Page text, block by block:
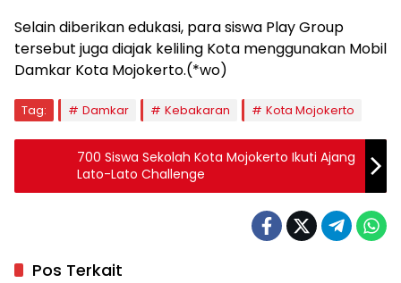
Selain diberikan edukasi, para siswa Play Group
tersebut juga diajak keliling Kota menggunakan Mobil
Damkar Kota Mojokerto.(*wo)
Tag: Damkar Kebakaran Kota Mojokerto
700 Siswa Sekolah Kota Mojokerto Ikuti Ajang
Lato-Lato Challenge
Pos Terkait